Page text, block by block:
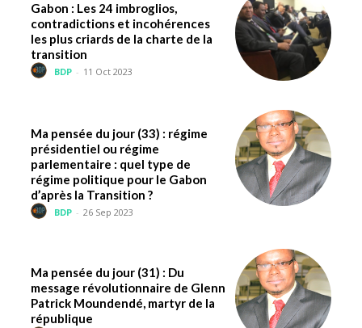
Gabon : Les 24 imbroglios,
contradictions et incohérences
les plus criards de la charte de la
transition
BDP - 11 Oct 2023
Ma pensée du jour (33) : régime
présidentiel ou régime
parlementaire : quel type de
régime politique pour le Gabon
d’après la Transition ?
BDP - 26 Sep 2023
Ma pensée du jour (31) : Du
message révolutionnaire de Glenn
Patrick Moundendé, martyr de la
république